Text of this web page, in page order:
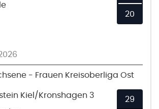
20
- Frauen Kreisoberliga Ost
Kiel/Kronshagen 3
29